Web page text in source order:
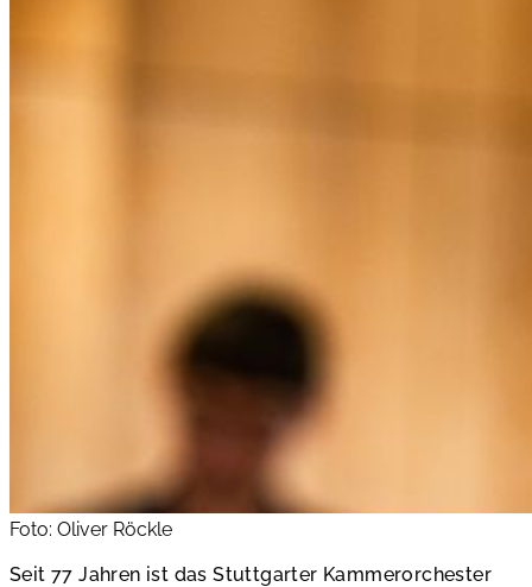
Foto: Oliver Röckle
Seit 77 Jahren ist das Stuttgarter Kammerorchester